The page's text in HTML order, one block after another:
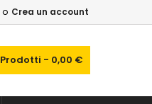
o Crea un account
Prodotti - 0,00 €